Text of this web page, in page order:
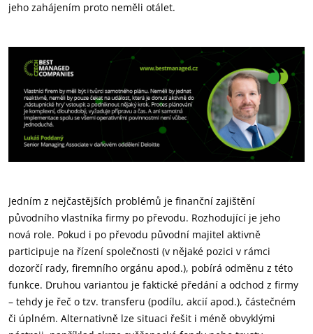
jeho zahájením proto neměli otálet.
Jedním z nejčastějších problémů je finanční zajištění
původního vlastníka firmy po převodu. Rozhodující je jeho
nová role. Pokud i po převodu původní majitel aktivně
participuje na řízení společnosti (v nějaké pozici v rámci
dozorčí rady, firemního orgánu apod.), pobírá odměnu z této
funkce. Druhou variantou je faktické předání a odchod z firmy
– tehdy je řeč o tzv. transferu (podílu, akcií apod.), částečném
či úplném. Alternativně lze situaci řešit i méně obvyklými